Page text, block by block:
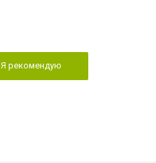
Я рекомендую